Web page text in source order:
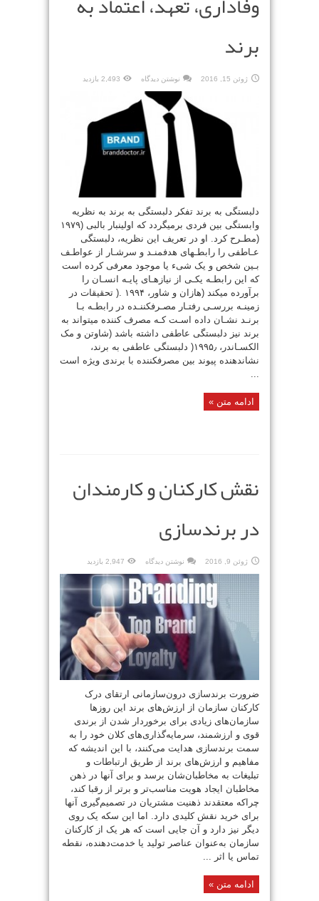
برند
ژوئن 15, 2016 نوشتن دیدگاه 2,493 بازدید
دلبستگی به برند تفکر دلبستگی به برند به نظریه
وابستگی بین فردی برمیگردد که اولینبار بالبی (۱۹۷۹
(مطـرح کرد. او در تعریف این نظریه، دلبستگی
عـاطفی را رابطـهای هدفمنـد و سرشـار از عواطـف
بـین شخص و یک شیء یا موجود معرفی کرده است
که این رابطـه یکـی از نیازهـای پایـه انسـان را
برآورده میکند (هازان و شاور، ۱۹۹۴ .( تحقیقات در
زمینـه بررسـی رفتـار مصـرفکننـده در رابطـه بـا
برنـد نشـان داده اسـت کـه مصرف کننده میتواند به
برند نیز دلبستگی عاطفی داشته باشد (شاوتن و مک
الکسـاندر، ۱۹۹۵٫( دلبستگی عاطفی به برند،
نشاندهنده پیوند بین مصرفکننده با برندی ویژه است
ادامه متن »
نقش کارکنان و کارمندان
در برندسازی
ژوئن 9, 2016 نوشتن دیدگاه 2,947 بازدید
ضرورت برندسازی درون‌سازمانی ارتقای درک
کارکنان سازمان از ارزش‌های برند این روزها
سازمان‌های زیادی برای برخوردار شدن از برندی
قوی و ارزشمند، سرمایه‌گذاری‌های کلان خود را به
سمت برند‌سازی هدایت می‌کنند، با این اندیشه که
مفاهیم و ارزش‌های برند از طریق ارتباطات و
تبلیغات به مخاطبان‌شان برسد و برای آنها در ذهن
مخاطبان ایجاد هویت مناسب‌تر و برتر از رقبا کند،
چرا‌که معتقدند ذهنیت مشتریان در تصمیم‌گیری آنها
برای خرید نقش کلیدی دارد. اما این سکه یک روی
دیگر نیز دارد و آن جایی است که هر یک از کارکنان
سازمان به‌عنوان عناصر تولید یا خدمت‌دهنده، نقطه
تماس یا اثر ...
ادامه متن »